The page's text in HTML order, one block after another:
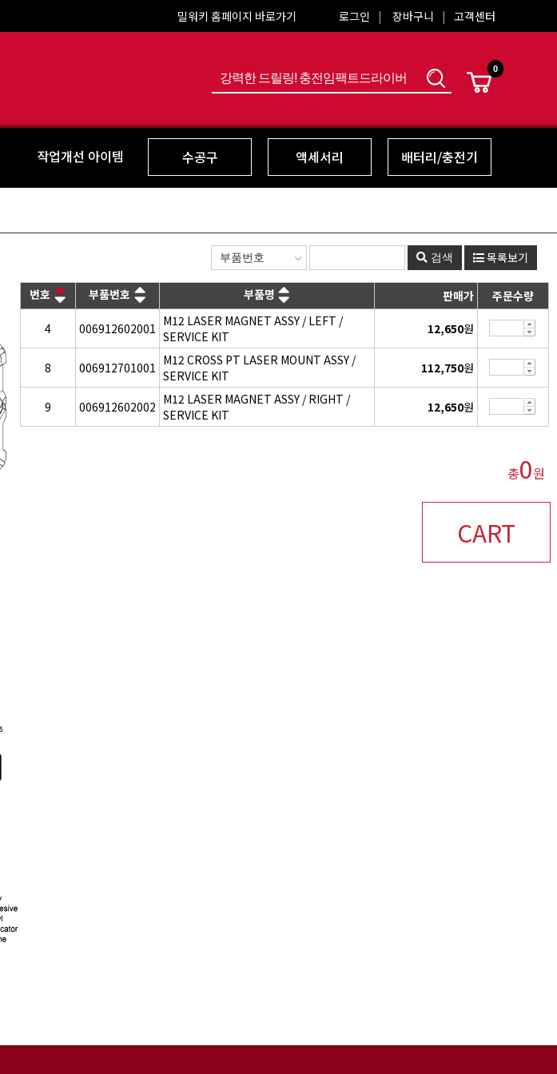
밀워키 홈페이지 바로가기 로그인 장바구니 고객센터
0
작업개선 아이템 수공구 액세서리 배터리/충전기
검색 목록보기
번호 부품번호 부품명 판매가 주문수량
4 006912602001 M12 LASER MAGNET ASSY / LEFT /
SERVICE KIT
12,650원
8 006912701001 M12 CROSS PT LASER MOUNT ASSY /
SERVICE KIT
112,750원
9 006912602002 M12 LASER MAGNET ASSY / RIGHT /
SERVICE KIT
12,650원
총0원
CART